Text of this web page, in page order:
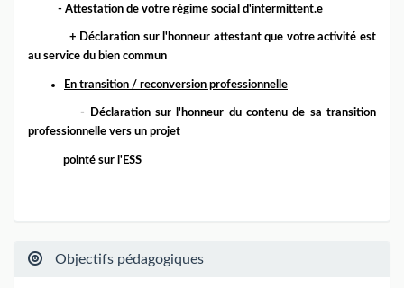
- Attestation de votre régime social d'intermittent.e
+ Déclaration sur l'honneur attestant que votre activité est
au service du bien commun
En transition / reconversion professionnelle
- Déclaration sur l'honneur du contenu de sa transition
professionnelle vers un projet
pointé sur l'ESS
Objectifs pédagogiques